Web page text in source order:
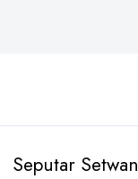
Seputar Setwan